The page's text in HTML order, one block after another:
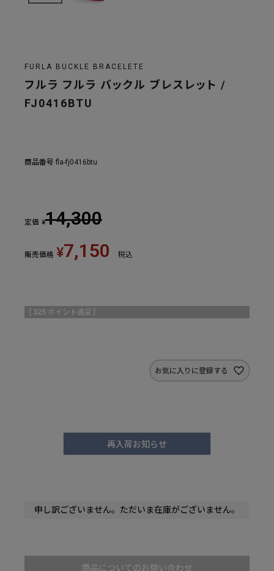
FURLA BUCKLE BRACELETE
フルラ フルラ バックル ブレスレット /
FJ0416BTU
商品番号 fla-fj0416btu
定価 ¥14,300
販売価格 ¥7,150 税込
325 ポイント進呈 ]
お気に入りに登録する
再入荷お知らせ
申し訳ございません。ただいま在庫がございません。
商品についてのお問い合わせ